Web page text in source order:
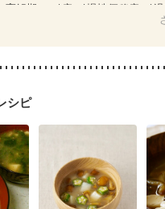
解期）
痔 慢性便秘症
になる（初期）
妊婦健診・血
肌荒れ
シピ